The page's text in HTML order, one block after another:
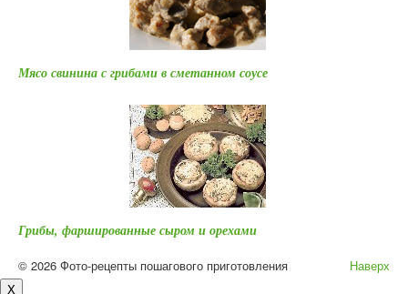
X
Мясо свинина с грибами в сметанном соусе
Грибы, фаршированные сыром и орехами
Наверх
© 2026 Фото-рецепты пошагового приготовления